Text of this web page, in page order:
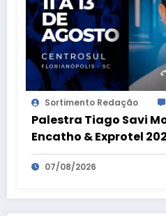
Sortimento Redação
Palestra Tiago Savi
Encatho & Exprotel
07/08/2026